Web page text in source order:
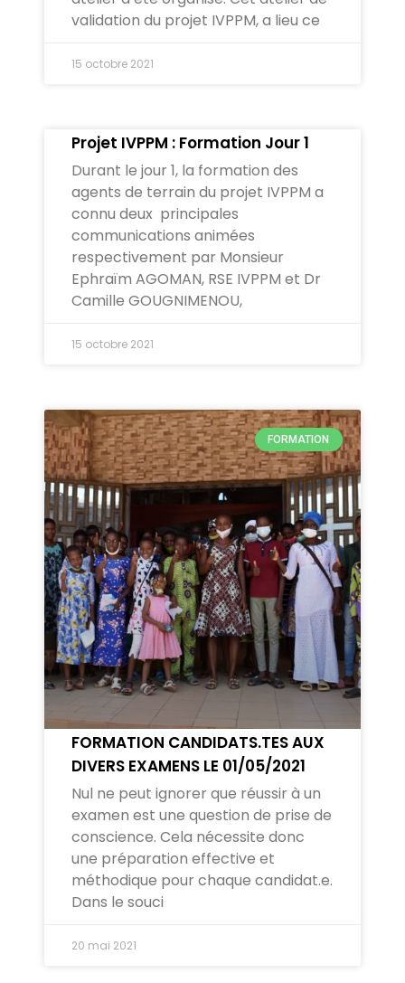
validation du projet IVPPM, a lieu ce
15 octobre 2021
Projet IVPPM : Formation Jour 1
Durant le jour 1, la formation des
agents de terrain du projet IVPPM a
connu deux principales
communications animées
respectivement par Monsieur
Ephraïm AGOMAN, RSE IVPPM et Dr
Camille GOUGNIMENOU,
15 octobre 2021
FORMATION
FORMATION CANDIDATS.TES AUX
DIVERS EXAMENS LE 01/05/2021
Nul ne peut ignorer que réussir à un
examen est une question de prise de
conscience. Cela nécessite donc
une préparation effective et
méthodique pour chaque candidat.e.
Dans le souci
20 mai 2021